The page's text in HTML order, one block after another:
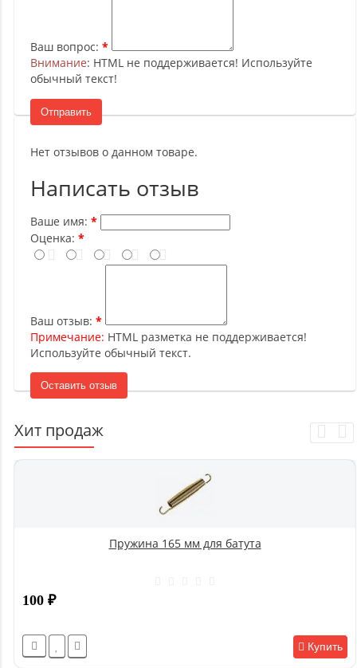
Ваш вопрос:
Внимание: HTML не поддерживается! Используйте
обычный текст!
Отправить
Нет отзывов о данном товаре.
Написать отзыв
Ваше имя:
Оценка:
Ваш отзыв:
Примечание: HTML разметка не поддерживается!
Используйте обычный текст.
Оставить отзыв
Хит продаж
Пружина 165 мм для батута
100 ₽
Купить